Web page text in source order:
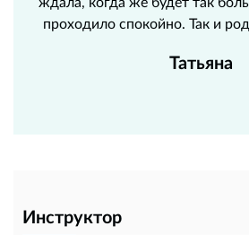
проходило спокойно. Так и
Татьяна
Инструктор